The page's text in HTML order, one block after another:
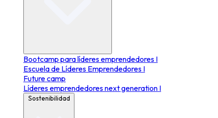
Bootcamp para líderes emprendedores I
Escuela de Líderes Emprendedores I
Future camp
Líderes emprendedores next generation I
Sostenibilidad